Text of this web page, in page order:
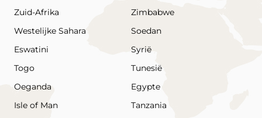
Zuid-Afrika
Zimbabwe
Westelijke Sahara
Soedan
Eswatini
Syrië
Togo
Tunesië
Oeganda
Egypte
Isle of Man
Tanzania